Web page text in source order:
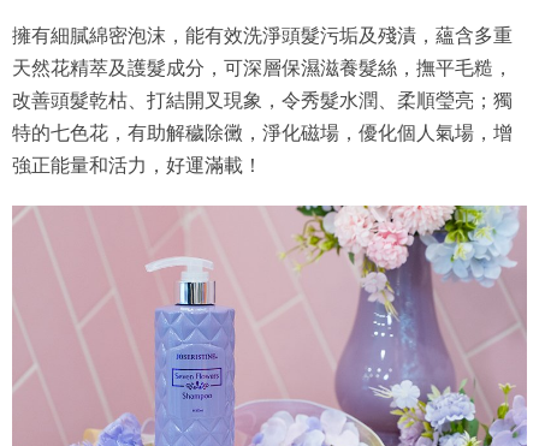
擁有細膩綿密泡沫，能有效洗淨頭髮污垢及殘漬，蘊含多重
天然花精萃及護髮成分，可深層保濕滋養髮絲，撫平毛糙，
改善頭髮乾枯、打結開叉現象，令秀髮水潤、柔順瑩亮；獨
特的七色花，有助解穢除黴，淨化磁場，優化個人氣場，增
強正能量和活力，好運滿載！